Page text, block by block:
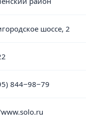
шоссе, 2
844‒98‒79